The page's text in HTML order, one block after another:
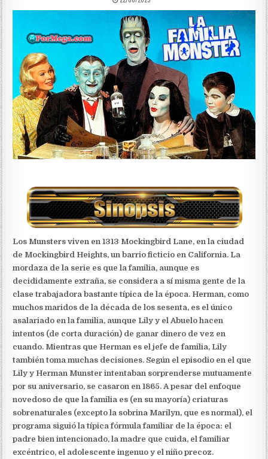
Los Munsters viven en 1313 Mockingbird Lane, en la ciudad
de Mockingbird Heights, un barrio ficticio en California. La
mordaza de la serie es que la familia, aunque es
decididamente extraña, se considera a sí misma gente de la
clase trabajadora bastante típica de la época. Herman, como
muchos maridos de la década de los sesenta, es el único
asalariado en la familia, aunque Lily y el Abuelo hacen
intentos (de corta duración) de ganar dinero de vez en
cuando. Mientras que Herman es el jefe de familia, Lily
también toma muchas decisiones. Según el episodio en el que
Lily y Herman Munster intentaban sorprenderse mutuamente
por su aniversario, se casaron en 1865. A pesar del enfoque
novedoso de que la familia es (en su mayoría) criaturas
sobrenaturales (excepto la sobrina Marilyn, que es normal), el
programa siguió la típica fórmula familiar de la época: el
padre bien intencionado, la madre que cuida, el familiar
excéntrico, el adolescente ingenuo y el niño precoz.